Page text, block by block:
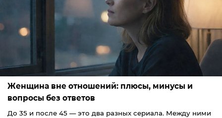
Женщина вне отношений: плюсы, минусы и
вопросы без ответов
До 35 и после 45 — это два разных сериала. Между ними